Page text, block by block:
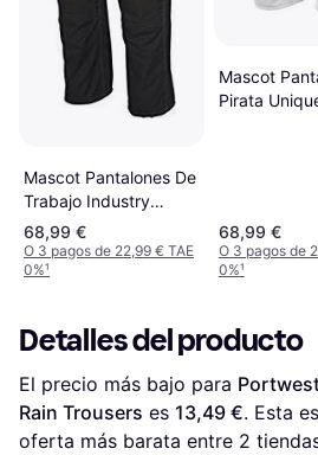
Mascot Pantalones De
Trabajo Industry
10179 Dark Navy 49
68,99 €
O 3 pagos de 22,99 € TAE
0%¹
Mascot
Pirata
68,99 €
O 3 pagos de
0%¹
Detalles del producto
El precio más bajo para
Rain Trousers es 13,49 €. Esta
oferta más barata entre 2